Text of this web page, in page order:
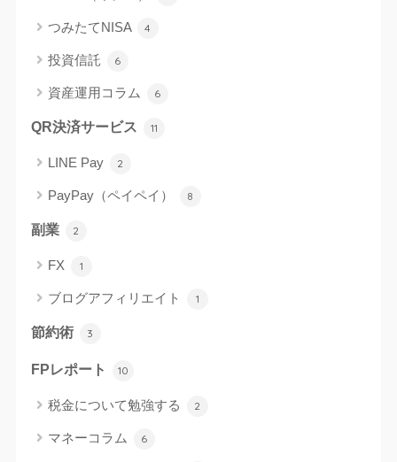
つみたてNISA 4
投資信託 6
資産運用コラム 6
QR決済サービス 11
LINE Pay 2
PayPay（ペイペイ） 8
副業 2
FX 1
ブログアフィリエイト 1
節約術 3
FPレポート 10
税金について勉強する 2
マネーコラム 6